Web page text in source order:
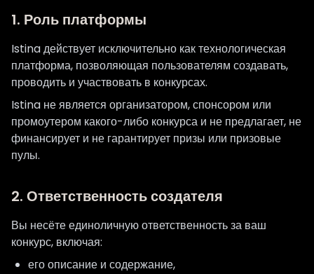
1. Роль платформы
Istina действует исключительно как технологическая
платформа, позволяющая пользователям создавать,
проводить и участвовать в конкурсах.
Istina не является организатором, спонсором или
промоутером какого-либо конкурса и не предлагает, не
финансирует и не гарантирует призы или призовые
пулы.
2. Ответственность создателя
Вы несёте единоличную ответственность за ваш
конкурс, включая:
его описание и содержание,